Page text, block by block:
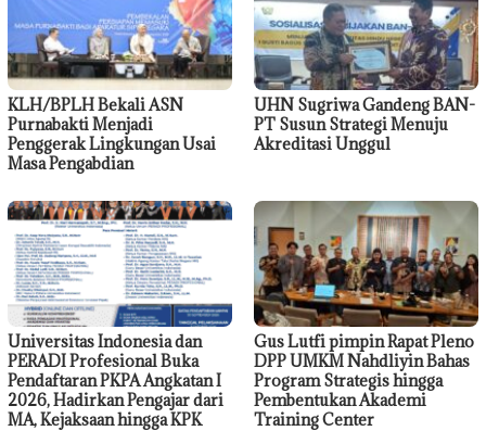
KLH/BPLH Bekali ASN
Purnabakti Menjadi
Penggerak Lingkungan Usai
Masa Pengabdian
UHN Sugriwa Gandeng BAN-
PT Susun Strategi Menuju
Akreditasi Unggul
Universitas Indonesia dan
PERADI Profesional Buka
Pendaftaran PKPA Angkatan I
2026, Hadirkan Pengajar dari
MA, Kejaksaan hingga KPK
Gus Lutfi pimpin Rapat Pleno
DPP UMKM Nahdliyin Bahas
Program Strategis hingga
Pembentukan Akademi
Training Center